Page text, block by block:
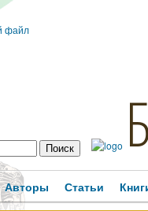
файл
Авторы Статьи